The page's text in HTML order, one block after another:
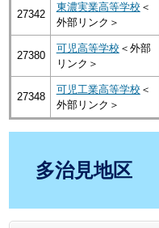
27342
東濃実業高等学校 ＜
外部リンク＞
27380
可児高等学校 ＜外部
リンク＞
27348
可児工業高等学校 ＜
外部リンク＞
多治見地区